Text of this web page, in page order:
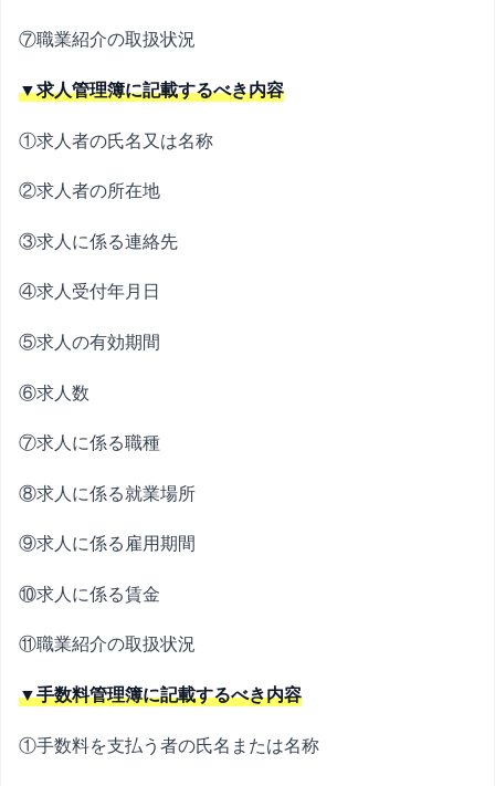
⑦職業紹介の取扱状況
▼求人管理簿に記載するべき内容
①求人者の氏名又は名称
②求人者の所在地
③求人に係る連絡先
④求人受付年月日
⑤求人の有効期間
⑥求人数
⑦求人に係る職種
⑧求人に係る就業場所
⑨求人に係る雇用期間
⑩求人に係る賃金
⑪職業紹介の取扱状況
▼手数料管理簿に記載するべき内容
①手数料を支払う者の氏名または名称